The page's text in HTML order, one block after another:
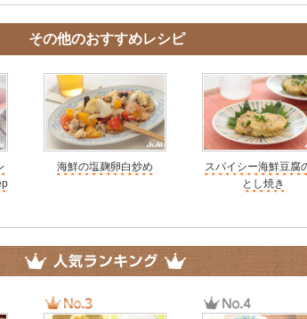
その他のおすすめレシピ
海鮮の塩麹卵白炒め
スパイシー海鮮豆腐
とし焼き